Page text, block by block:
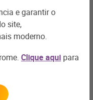
25, 26 e 27 de
e garantir o
site,
moderno.
Clique aqui para